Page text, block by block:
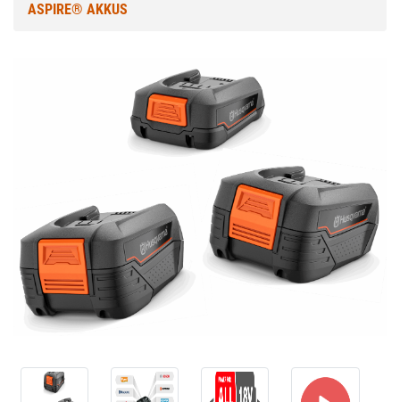
ASPIRE® AKKUS